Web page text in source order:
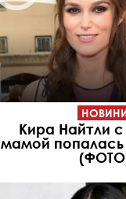
Кира Найтли
мамой